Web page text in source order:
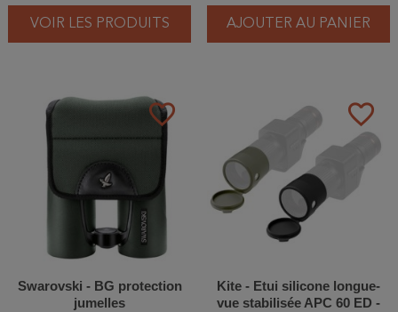
VOIR LES PRODUITS AJOUTER AU PANIER
favorite_border
Swarovski - BG protection
jumelles
favorite_border
Kite - Etui silicone longue-
vue stabilisée APC 60 ED -